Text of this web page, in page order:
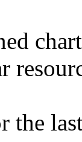
the